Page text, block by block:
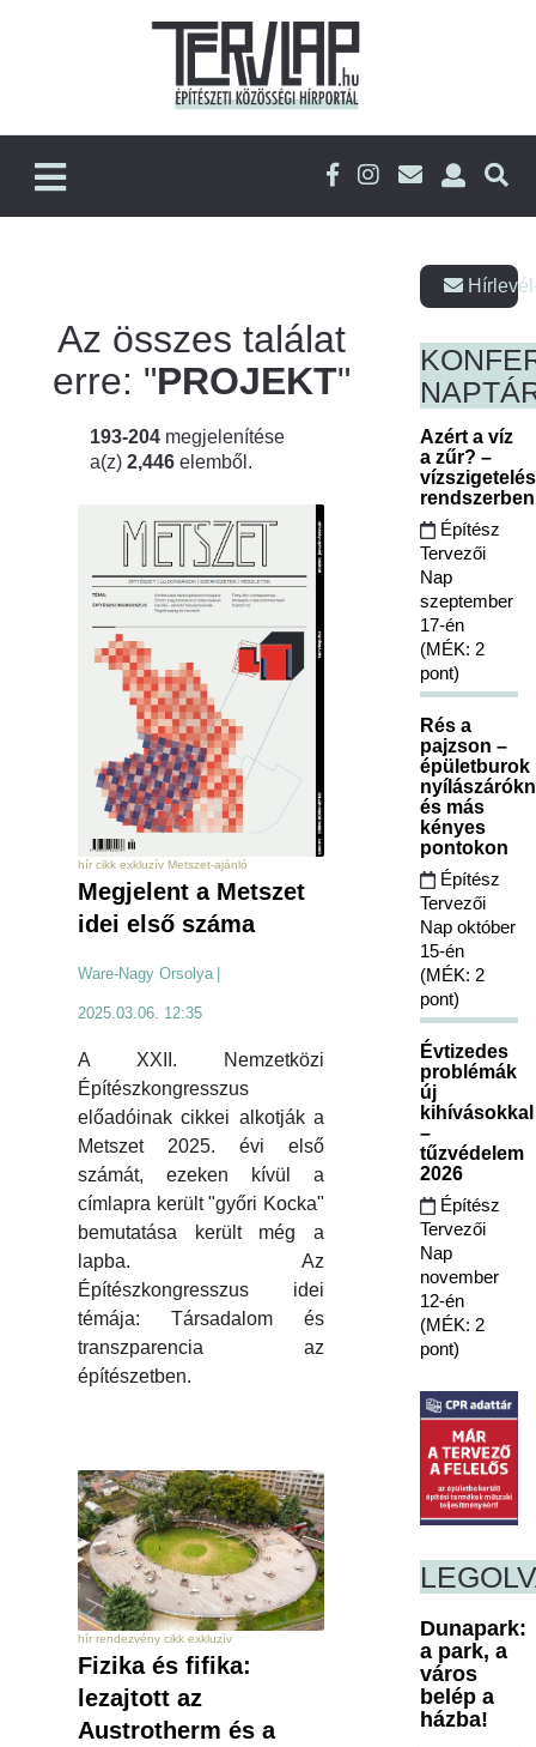
Az összes találat
erre: "PROJEKT"
193-204 megjelenítése
a(z) 2,446 elemből.
hír cikk exkluzív Metszet-ajánló
Megjelent a Metszet
idei első száma
Ware-Nagy Orsolya |
2025.03.06. 12:35
A XXII. Nemzetközi
Építészkongresszus
előadóinak cikkei alkotják a
Metszet 2025. évi első
számát, ezeken kívül a
címlapra került "győri Kocka"
bemutatása került még a
lapba. Az
Építészkongresszus idei
témája: Társadalom és
transzparencia az
építészetben.
hír rendezvény cikk exkluzív
Fizika és fifika:
lezajtott az
Austrotherm és a
Azért a víz
a zűr? –
Építész
Tervezői
Nap
szeptember
17-én
(MÉK: 2
pont)
Rés a
pajzson –
épületburok
és más
kényes
pontokon
Építész
Tervezői
Nap október
15-én
(MÉK: 2
pont)
Évtizedes
problémák
új
kihívásokkal
–
tűzvédelem
2026
Építész
Tervezői
Nap
november
12-én
(MÉK: 2
pont)
Dunapark:
a park, a
város
belép a
házba!